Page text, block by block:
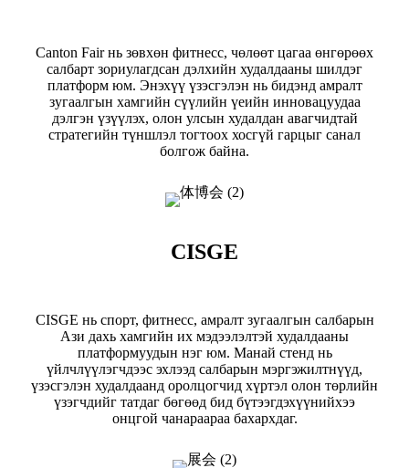
Canton Fair нь зөвхөн фитнесс, чөлөөт цагаа өнгөрөөх
салбарт зориулагдсан дэлхийн худалдааны шилдэг
платформ юм. Энэхүү үзэсгэлэн нь бидэнд амралт
зугаалгын хамгийн сүүлийн үеийн инновацуудаа
дэлгэн үзүүлэх, олон улсын худалдан авагчидтай
стратегийн түншлэл тогтоох хосгүй гарцыг санал
болгож байна.
CISGE
CISGE нь спорт, фитнесс, амралт зугаалгын салбарын
Ази дахь хамгийн их мэдээлэлтэй худалдааны
платформуудын нэг юм. Манай стенд нь
үйлчлүүлэгчдээс эхлээд салбарын мэргэжилтнүүд,
үзэсгэлэн худалдаанд оролцогчид хүртэл олон төрлийн
үзэгчдийг татдаг бөгөөд бид бүтээгдэхүүнийхээ
онцгой чанараараа бахархдаг.